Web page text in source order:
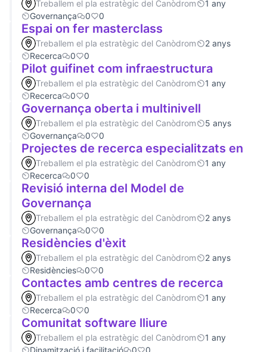
Treballem el pla estratègic del Canòdrom
1 any
Governança
0 0
Espai on fer masterclass
Treballem el pla estratègic del Canòdrom
2 anys
Recerca
0 0
Pilot guifinet com infraestructura
Treballem el pla estratègic del Canòdrom
1 any
Recerca
0 0
Governança oberta i multinivell
Treballem el pla estratègic del Canòdrom
5 anys
Governança
0 0
Projectes de recerca especialitzats en
Treballem el pla estratègic del Canòdrom
1 any
Recerca
0 0
Revisió interna del Model de
Governança
Treballem el pla estratègic del Canòdrom
2 anys
Governança
0 0
Residències d'èxit
Treballem el pla estratègic del Canòdrom
2 anys
Residències
0 0
Contactes amb centres de recerca
Treballem el pla estratègic del Canòdrom
1 any
Recerca
0 0
Comunitat software lliure
Treballem el pla estratègic del Canòdrom
1 any
Dinamització i facilitació
0 0